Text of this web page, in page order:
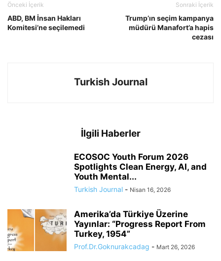
Önceki İçerik
ABD, BM İnsan Hakları
Komitesi’ne seçilemedi
Sonraki İçerik
Trump’ın seçim kampanya
müdürü Manafort’a hapis
cezası
Turkish Journal
İlgili Haberler
ECOSOC Youth Forum 2026
Spotlights Clean Energy, AI, and
Youth Mental...
Turkish Journal - Nisan 16, 2026
Amerika’da Türkiye Üzerine
Yayınlar: “Progress Report From
Turkey, 1954”
Prof.Dr.Goknurakcadag - Mart 26, 2026